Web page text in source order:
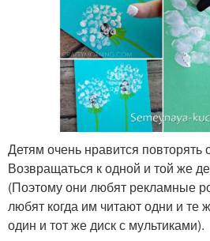
Детям очень нравится повторять
Возвращаться к одной и той же
(Поэтому они любят рекламные
любят когда им читают одни и те
один и тот же диск с мультиками).